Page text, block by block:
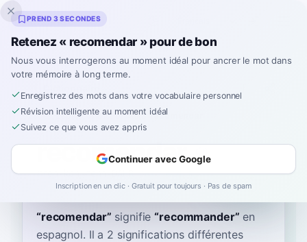
Inklingo
Accueil› Espagnol›Dictionnaire ›recomendar
recomendar
rreh-koh-mehn-DAHR rekomendˈaɾ
“recomendar” signifie “recommander” en
espagnol. Il a 2 significations différentes
PREND 3 SECONDES
Retenez « recomendar » pour de bon
Nous vous interrogerons au moment idéal pour ancrer le mot dans
votre mémoire à long terme.
Enregistrez des mots dans votre vocabulaire personnel
Révision intelligente au moment idéal
Suivez ce que vous avez appris
Continuer avec Google
Inscription en un clic · Gratuit pour toujours · Pas de spam